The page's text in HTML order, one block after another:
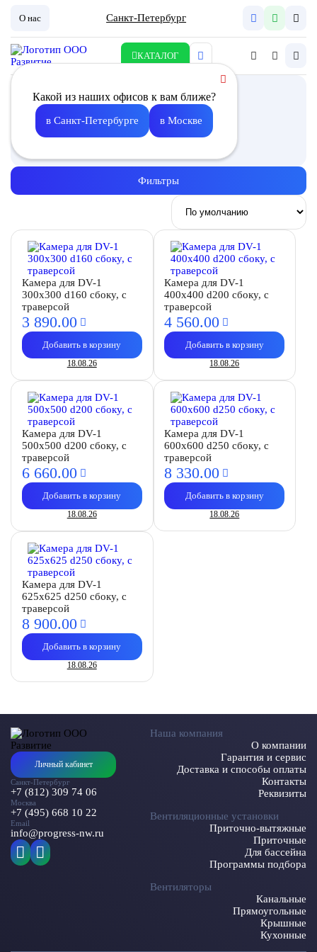
О нас Санкт-Петербург
КАТАЛОГ
Какой из наших офисов к вам ближе?
в Санкт-Петербурге в Москве
Камера статического
давления
Фильтры
Камера для DV-1
300х300 d160 сбоку, с
траверсой
3 890.00
Добавить в корзину
18.08.26
Камера для DV-1
400х400 d200 сбоку, с
траверсой
4 560.00
Добавить в корзину
18.08.26
Камера для DV-1
500х500 d200 сбоку, с
траверсой
6 660.00
Добавить в корзину
18.08.26
Камера для DV-1
600х600 d250 сбоку, с
траверсой
8 330.00
Добавить в корзину
18.08.26
Камера для DV-1
625х625 d250 сбоку, с
траверсой
8 900.00
Добавить в корзину
18.08.26
Личный кабинет
Санкт-Петербург
+7 (812) 309 74 06
Москва
+7 (495) 668 10 22
Email
info@progress-nw.ru
Наша компания
О компании
Гарантия и сервис
Доставка и способы оплаты
Контакты
Реквизиты
Вентиляционные установки
Приточно-вытяжные
Приточные
Для бассейна
Программы подбора
Вентиляторы
Канальные
Прямоугольные
Крышные
Кухонные